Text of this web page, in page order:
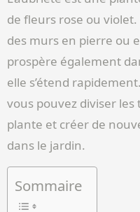
de fleurs rose ou
des murs en pierre ou
prospère également
elle s’étend
vous pouvez diviser
plante et créer de
dans le jardin.
Sommaire